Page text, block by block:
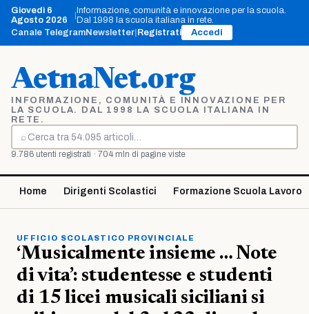
Vai
contenuto
Giovedì 6
Agosto 2026
Informazione, comunità e innovazione per la scuola.
Dal 1998 la scuola italiana in rete.
Canale TelegramNewsletter Registrati Accedi
AetnaNet.org
INFORMAZIONE, COMUNITÀ E INNOVAZIONE PER
LA SCUOLA. DAL 1998 LA SCUOLA ITALIANA IN
RETE.
⌕
Cerca
9.786 utenti registrati · 704 mln di pagine viste
Home Dirigenti Scolastici Formazione Scuola Lavoro
UFFICIO SCOLASTICO PROVINCIALE
‘Musicalmente insieme … Note
di vita’: studentesse e studenti
di 15 licei musicali siciliani si